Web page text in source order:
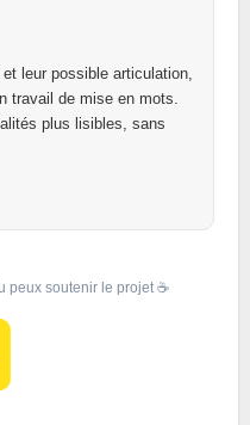
leur possible articulation,
travail de mise en mots.
plus lisibles, sans
peux soutenir le projet ☕